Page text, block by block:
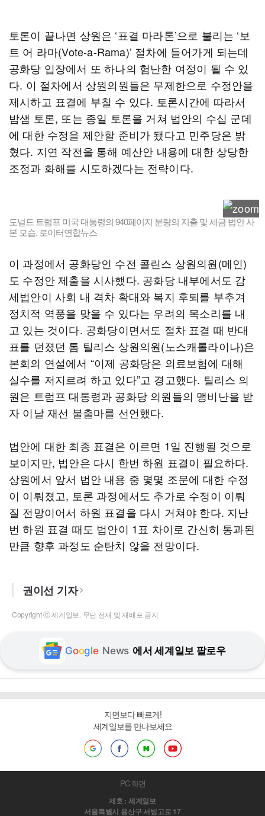
토론이 끝나면 상원은 ‘표결 마라톤’으로 불리는 ‘보
트 어 라마(Vote-a-Rama)’ 절차에 들어가게 되는데
공화당 입장에서 또 하나의 험난한 여정이 될 수 있
다. 이 절차에서 상원의원들은 무제한으로 수정안을
제시하고 표결에 부칠 수 있다. 토론시간에 따라서
밤샘 토론, 또는 종일 토론을 거쳐 법안의 수십 군데
에 대한 수정을 제안할 준비가 됐다고 민주당은 밝
혔다. 지연 작전을 통해 예산안 내용에 대한 상당한
조정과 화해를 시도하겠다는 전략이다.
도널드 트럼프 미국 대통령의 940페이지 분량의 지출 및 세금 법안 사
본 모습. 로이터연합뉴스
이 과정에서 공화당인 수전 콜린스 상원의원(메인)
도 수정안 제출을 시사했다. 공화당 내부에서도 감
세법안이 사회 내 격차 확대와 복지 후퇴를 부추겨
정치적 역풍을 맞을 수 있다는 우려의 목소리를 내
고 있는 것이다. 공화당이면서도 절차 표결 때 반대
표를 던졌던 톰 틸리스 상원의원(노스캐롤라이나)은
본회의 연설에서 “이제 공화당은 의료보험에 대해
실수를 저지르려 하고 있다”고 경고했다. 틸리스 의
원은 트럼프 대통령과 공화당 의원들의 맹비난을 받
자 이날 재선 불출마를 선언했다.
법안에 대한 최종 표결은 이르면 1일 진행될 것으로
보이지만, 법안은 다시 한번 하원 표결이 필요하다.
상원에서 앞서 법안 내용 중 몇몇 조문에 대한 수정
이 이뤄졌고, 토론 과정에서도 추가로 수정이 이뤄
질 전망이어서 하원 표결을 다시 거쳐야 한다. 지난
번 하원 표결 때도 법안이 1표 차이로 간신히 통과된
만큼 향후 과정도 순탄치 않을 전망이다.
권이선 기자
Copyright ⓒ 세계일보. 무단 전재 및 재배포 금지
Google News 에서 세계일보 팔로우
지면보다 빠르게!
세계일보를 만나보세요
PC 화면
제호 : 세계일보
서울특별시 용산구 서빙고로 17